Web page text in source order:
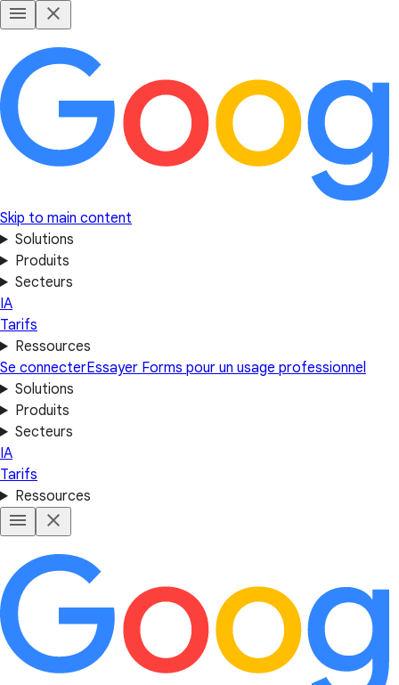
Skip to main content
Solutions
Produits
Secteurs
IA
Tarifs
Ressources
Se connecterEssayer Forms pour un usage professionnel
Solutions
Produits
Secteurs
IA
Tarifs
Ressources